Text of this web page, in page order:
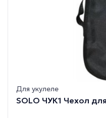
Для укулеле
SOLO ЧУК1 Чехол